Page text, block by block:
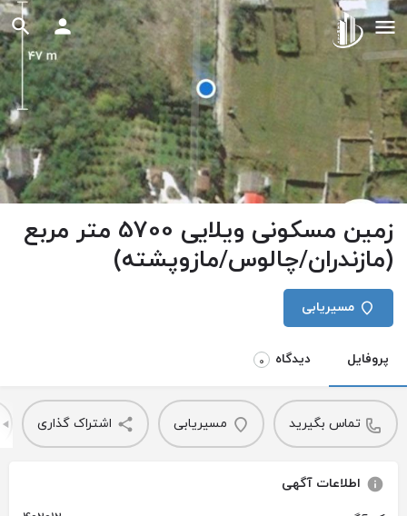
زمین مسکونی ویلایی 5700 متر مربع
(مازندران/چالوس/مازوپشته)
مسیریابی
پروفایل دیدگاه 0
تماس بگیرید مسیریابی اشتراک گذاری
اطلاعات آگهی